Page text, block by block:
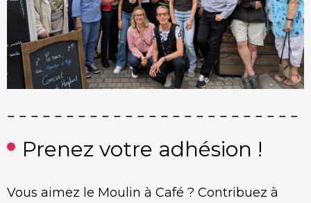
Prenez votre adhésion !
Vous aimez le Moulin à Café ? Contribuez à